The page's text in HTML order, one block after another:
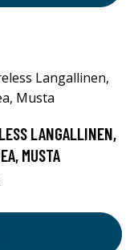
LANGALLINEN,
MUSTA